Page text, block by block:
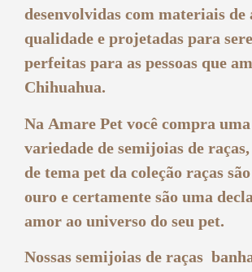
desenvolvidas com materiais de
qualidade e projetadas para
perfeitas para as pessoas que
Chihuahua.
Na Amare Pet você compra
variedade de semijoias de raças
de tema pet da coleção raças
ouro e certamente são uma
amor ao universo do seu pet.
Nossas semijoias de raças